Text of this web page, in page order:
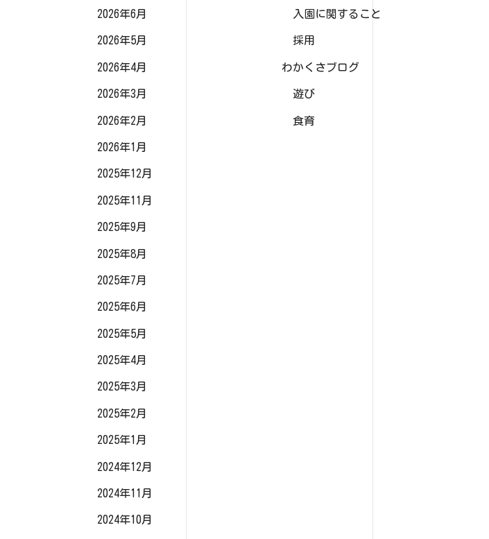
2026年6月
2026年5月
2026年4月
2026年3月
2026年2月
2026年1月
2025年12月
2025年11月
2025年9月
2025年8月
2025年7月
2025年6月
2025年5月
2025年4月
2025年3月
2025年2月
2025年1月
2024年12月
2024年11月
2024年10月
入園に関すること
採用
わかくさブログ
遊び
食育